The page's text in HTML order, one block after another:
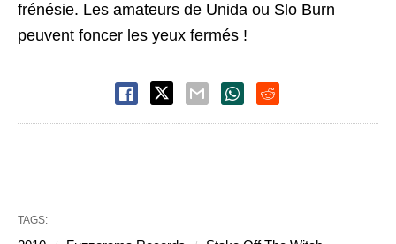
frénésie. Les amateurs de Unida ou Slo Burn
peuvent foncer les yeux fermés !
TAGS: